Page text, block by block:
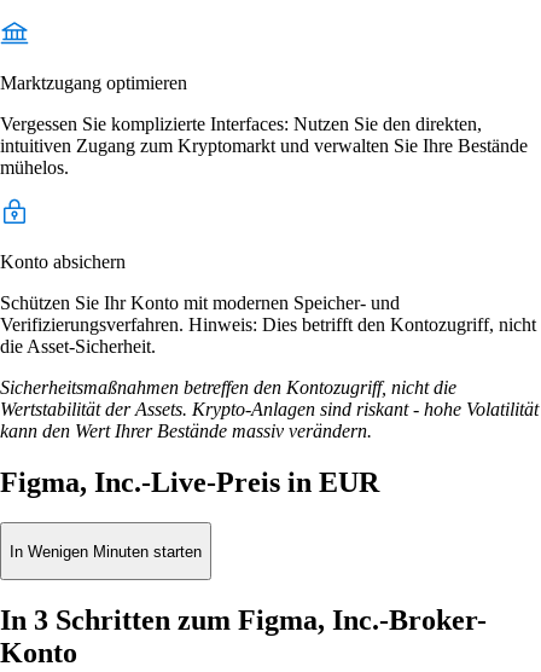
Marktzugang optimieren
Vergessen Sie komplizierte Interfaces: Nutzen Sie den direkten,
intuitiven Zugang zum Kryptomarkt und verwalten Sie Ihre Bestände
mühelos.
Konto absichern
Schützen Sie Ihr Konto mit modernen Speicher- und
Verifizierungsverfahren. Hinweis: Dies betrifft den Kontozugriff, nicht
die Asset-Sicherheit.
Sicherheitsmaßnahmen betreffen den Kontozugriff, nicht die
Wertstabilität der Assets. Krypto-Anlagen sind riskant - hohe Volatilität
kann den Wert Ihrer Bestände massiv verändern.
Figma, Inc.-Live-Preis in EUR
In Wenigen Minuten starten
In 3 Schritten zum Figma, Inc.-Broker-
Konto